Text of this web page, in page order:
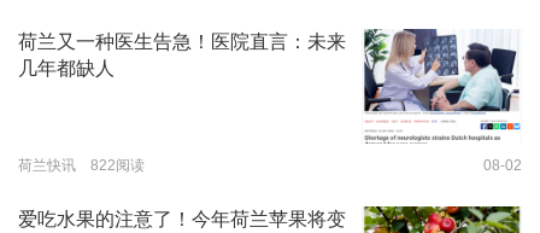
荷兰又一种医生告急！医院直言：未来
几年都缺人
荷兰快讯 822阅读 08-02
爱吃水果的注意了！今年荷兰苹果将变